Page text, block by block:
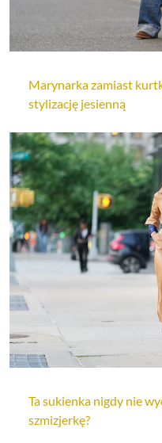
Marynarka zamiast
stylizację jesienną
Ta sukienka nigdy nie
szmizjerkę?